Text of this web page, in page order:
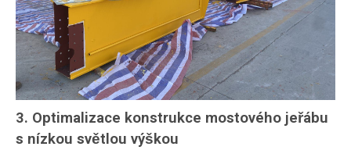
3. Optimalizace konstrukce mostového jeřábu
s nízkou světlou výškou